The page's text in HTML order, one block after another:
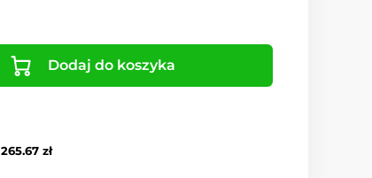
Dodaj do koszyka
265.67 zł